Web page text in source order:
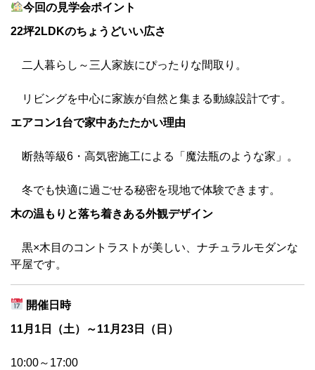
今回の見学会ポイント
22坪2LDKのちょうどいい広さ
二人暮らし～三人家族にぴったりな間取り。
リビングを中心に家族が自然と集まる動線設計です。
エアコン1台で家中あたたかい理由
断熱等級6・高気密施工による「魔法瓶のような家」。
冬でも快適に過ごせる秘密を現地で体験できます。
木の温もりと落ち着きある外観デザイン
黒×木目のコントラストが美しい、ナチュラルモダンな
平屋です。
開催日時
11月1日（土）～11月23日（日）
10:00～17:00